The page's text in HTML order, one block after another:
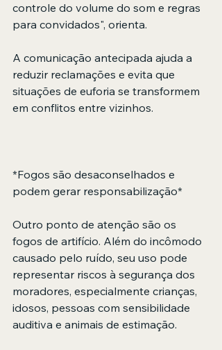
controle do volume do som e regras
para convidados", orienta.
A comunicação antecipada ajuda a
reduzir reclamações e evita que
situações de euforia se transformem
em conflitos entre vizinhos.
*Fogos são desaconselhados e
podem gerar responsabilização*
Outro ponto de atenção são os
fogos de artifício. Além do incômodo
causado pelo ruído, seu uso pode
representar riscos à segurança dos
moradores, especialmente crianças,
idosos, pessoas com sensibilidade
auditiva e animais de estimação.